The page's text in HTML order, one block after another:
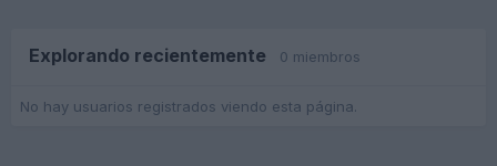
Explorando recientemente 0 miembros
No hay usuarios registrados viendo esta página.